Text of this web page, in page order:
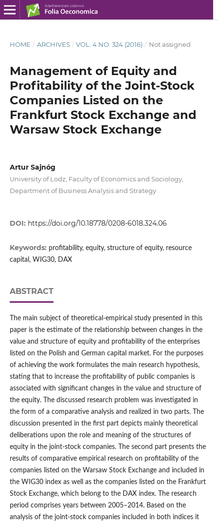
HOME / ARCHIVES / VOL. 4 NO. 324 (2016) / Not assigned
Management of Equity and
Profitability of the Joint-Stock
Companies Listed on the
Frankfurt Stock Exchange and
Warsaw Stock Exchange
Artur Sajnóg
University of Lodz, Faculty of Economics and Sociology,
Department of Business Analysis and Strategy
DOI: https://doi.org/10.18778/0208-6018.324.06
Keywords: profitability, equity, structure of equity, resource
capital, WIG30, DAX
ABSTRACT
The main subject of theoretical-empirical study presented in this
paper is the estimate of the relationship between changes in the
value and structure of equity and profitability of the enterprises
listed on the Polish and German capital market. For the purposes
of achieving the work formulates the main research hypothesis,
stating that to increase the profitability of public companies is
associated with significant changes in the value and structure of
the equity. The discussed research problem was investigated in
the form of a comparative analysis and realized in two parts. The
discussion presented in the first part depicts mainly theoretical
deliberations upon the role and meaning of the structures of
equity in the joint-stock companies. The second part presents the
results of comparative empirical research on profitability of the
companies listed on the Warsaw Stock Exchange and included in
the WIG30 index as well as the companies listed on the Frankfurt
Stock Exchange, which belong to the DAX index. The research
period comprises years between 2005–2014. Based on the
analysis of the joint-stock companies included in both indices it